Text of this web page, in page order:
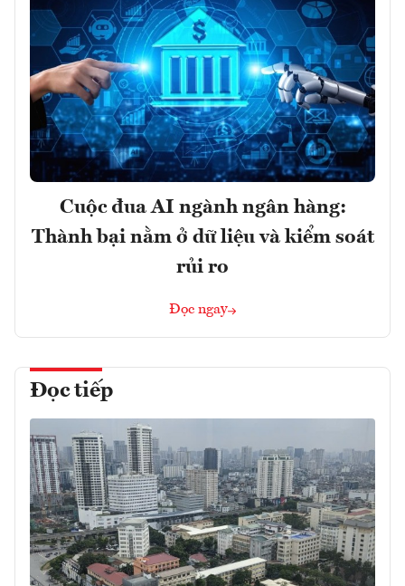
Cuộc đua AI ngành ngân hàng:
Thành bại nằm ở dữ liệu và kiểm soát
rủi ro
Đọc ngay
Đọc tiếp